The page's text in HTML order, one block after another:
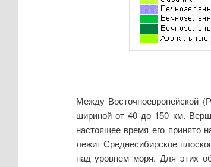
Между Восточноевропейской
шириной от 40 до 150 км.
настоящее время его принято
лежит Среднесибирское
над уровнем моря. Для этих